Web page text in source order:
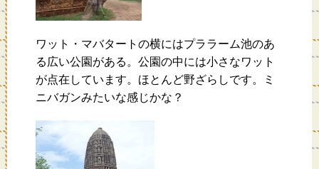
ワット・マバタートの横にはプララーム池のあ
る広い公園がある。公園の中には小さなワット
が点在しています。ほとんど野ざらしです。ミ
ニバガンみたいな感じかな？